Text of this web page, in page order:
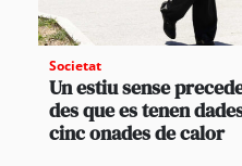
Societat
Un estiu sense
des que es tenen
cinc onades de calor